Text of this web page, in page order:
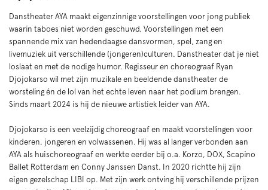
Danstheater AYA maakt eigenzinnige voorstellingen voor jong publiek
waarin taboes niet worden geschuwd. Voorstellingen met een
spannende mix van hedendaagse dansvormen, spel, zang en
livemuziek uit verschillende (jongeren)culturen. Danstheater dat je niet
loslaat en met de nodige humor. Regisseur en choreograaf Ryan
Djojokarso wil met zijn muzikale en beeldende danstheater de
worsteling én de lol van het echte leven naar het podium brengen.
Sinds maart 2024 is hij de nieuwe artistiek leider van AYA.
Djojokarso is een veelzijdig choreograaf en maakt voorstellingen voor
kinderen, jongeren en volwassenen. Hij was al langer verbonden aan
AYA als huischoreograaf en werkte eerder bij o.a. Korzo, DOX, Scapino
Ballet Rotterdam en Conny Janssen Danst. In 2020 richtte hij zijn
eigen gezelschap LIBI op. Met zijn werk ontving hij verschillende prijzen